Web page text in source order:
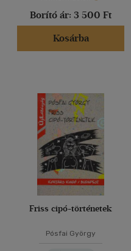
Borító ár: 3 500 Ft
Kosárba
Friss cipó-történetek
Pósfai György